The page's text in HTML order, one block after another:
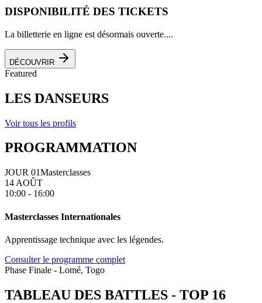
DISPONIBILITÉ DES TICKETS
La billetterie en ligne est désormais ouverte....
DÉCOUVRIR
Featured
LES DANSEURS
Voir tous les profils
PROGRAMMATION
JOUR 01Masterclasses
14 AOÛT
10:00 - 16:00
Masterclasses Internationales
Apprentissage technique avec les légendes.
Consulter le programme complet
Phase Finale - Lomé, Togo
TABLEAU DES BATTLES - TOP 16